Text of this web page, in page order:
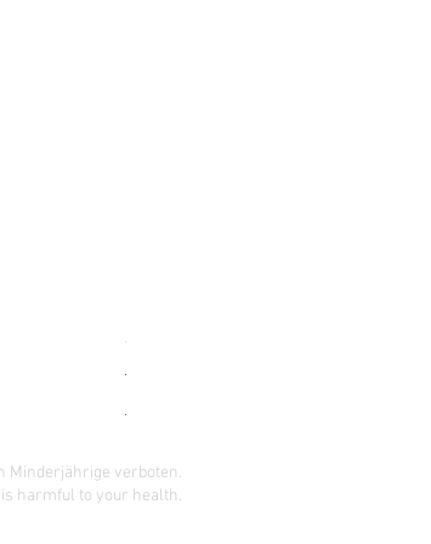
-196 DOUBLE PINEAPPLE CASE
Standardpreis
165,00 $
Minderjährige verboten.
harmful to your health.